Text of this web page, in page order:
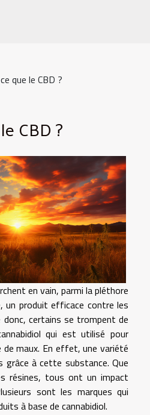
que le CBD ?
CBD ?
en vain, parmi la pléthore
un produit efficace contre les
certains se trompent de
qui est utilisé pour
de maux. En effet, une variété
grâce à cette substance. Que
résines, tous ont un impact
sont les marques qui
à base de cannabidiol.